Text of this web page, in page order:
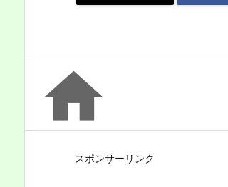

スポンサーリンク